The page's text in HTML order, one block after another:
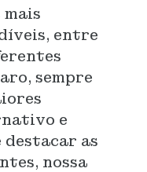
mais
entre
sempre
e
destacar as
nossa